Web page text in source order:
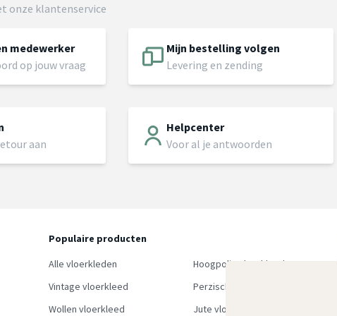
onze klantenservice
medewerker
op jouw vraag
Mijn bestelling volgen
Levering en zending
aan
Helpcenter
Voor al je antwoorden
Populaire producten
Alle vloerkleden
Hoogpolig vloerkleed
Vintage vloerkleed
Perzisch tapijt
Wollen vloerkleed
Jute vloerkleed